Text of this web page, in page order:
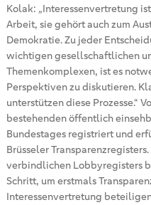
Kolak: „Interessenvertretung
Arbeit, sie gehört auch zum
Demokratie. Zu jeder
wichtigen gesellschaftlichen
Themenkomplexen, ist es
Perspektiven zu diskutieren.
unterstützen diese Prozesse.“
bestehenden öffentlich
Bundestages registriert und
Brüsseler
verbindlichen Lobbyregisters
Schritt, um erstmals
Interessenvertretung